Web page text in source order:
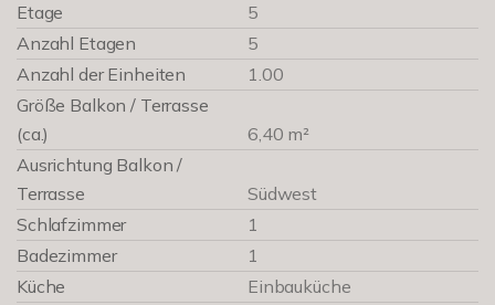
Etage
5
Anzahl Etagen
5
Anzahl der Einheiten
1.00
Größe Balkon / Terrasse
(ca.)
6,40 m²
Ausrichtung Balkon /
Terrasse
Südwest
Schlafzimmer
1
Badezimmer
1
Küche
Einbauküche